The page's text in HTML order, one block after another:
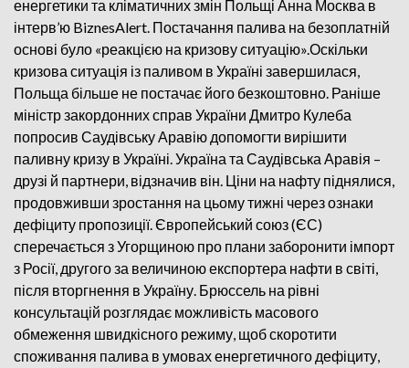
енергетики та кліматичних змін Польщі Анна Москва в
інтерв’ю BiznesAlert. Постачання палива на безоплатній
основі було «реакцією на кризову ситуацію».Оскільки
кризова ситуація із паливом в Україні завершилася,
Польща більше не постачає його безкоштовно. Раніше
міністр закордонних справ України Дмитро Кулеба
попросив Саудівську Аравію допомогти вирішити
паливну кризу в Україні. Україна та Саудівська Аравія –
друзі й партнери, відзначив він. Ціни на нафту піднялися,
продовживши зростання на цьому тижні через ознаки
дефіциту пропозиції. Європейський союз (ЄС)
сперечається з Угорщиною про плани заборонити імпорт
з Росії, другого за величиною експортера нафти в світі,
після вторгнення в Україну. Брюссель на рівні
консультацій розглядає можливість масового
обмеження швидкісного режиму, щоб скоротити
споживання палива в умовах енергетичного дефіциту,